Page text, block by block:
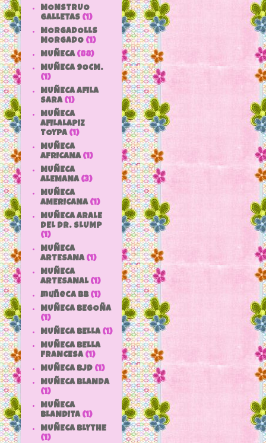
MONSTRUO
GALLETAS (1)
MORGADOLLS
MORGADO (1)
MUÑECA (88)
MUÑECA 9OCM.
(1)
MUÑECA AFILA
SARA (1)
MUÑECA
AFILALAPIZ
TOYPA (1)
MUÑECA
AFRICANA (1)
MUÑECA
ALEMANA (3)
MUÑECA
AMERICANA (1)
MUÑECA ARALE
DEL DR. SLUMP
(1)
MUÑECA
ARTESANA (1)
MUÑECA
ARTESANAL (1)
muñeca bb (1)
MUÑECA BEGOÑA
(1)
MUÑECA BELLA (1)
MUÑECA BELLA
FRANCESA (1)
MUÑECA BJD (1)
MUÑECA BLANDA
(1)
MUÑECA
BLANDITA (1)
MUÑECA BLYTHE
(1)